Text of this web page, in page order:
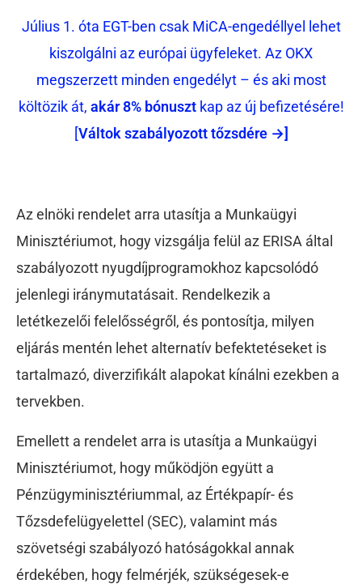
Július 1. óta EGT-ben csak MiCA-engedéllyel lehet
kiszolgálni az európai ügyfeleket. Az OKX
megszerzett minden engedélyt – és aki most
költözik át, akár 8% bónusztkap az új befizetésére!
[Váltok szabályozott tőzsdére →]
Az elnöki rendelet arra utasítja a Munkaügyi
Minisztériumot, hogy vizsgálja felül az ERISA által
szabályozott nyugdíjprogramokhoz kapcsolódó
jelenlegi iránymutatásait. Rendelkezik a
letétkezelői felelősségről, és pontosítja, milyen
eljárás mentén lehet alternatív befektetéseket is
tartalmazó, diverzifikált alapokat kínálni ezekben a
tervekben.
Emellett a rendelet arra is utasítja a Munkaügyi
Minisztériumot, hogy működjön együtt a
Pénzügyminisztériummal, az Értékpapír- és
Tőzsdefelügyelettel (SEC), valamint más
szövetségi szabályozó hatóságokkal annak
érdekében, hogy felmérjék, szükségesek-e